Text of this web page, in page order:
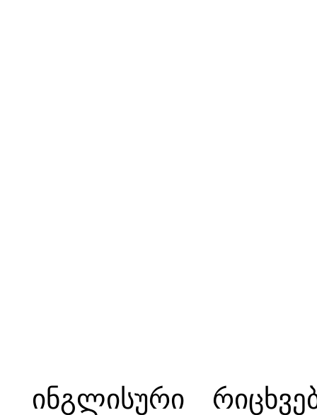
ინგლისური